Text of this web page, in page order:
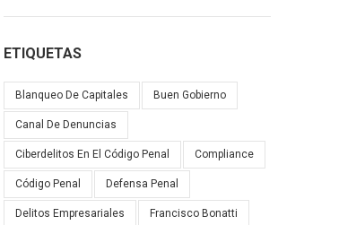
ETIQUETAS
Blanqueo De Capitales Buen Gobierno
Canal De Denuncias
Ciberdelitos En El Código Penal Compliance
Código Penal Defensa Penal
Delitos Empresariales Francisco Bonatti